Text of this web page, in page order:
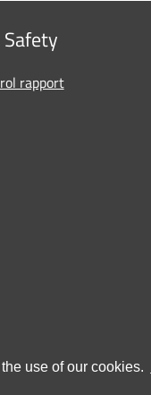
use of our cookies.